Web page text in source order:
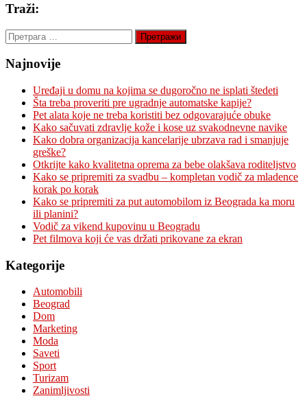
Traži:
Претрага
за:
Najnovije
Uređaji u domu na kojima se dugoročno ne isplati štedeti
Šta treba proveriti pre ugradnje automatske kapije?
Pet alata koje ne treba koristiti bez odgovarajuće obuke
Kako sačuvati zdravlje kože i kose uz svakodnevne navike
Kako dobra organizacija kancelarije ubrzava rad i smanjuje
greške?
Otkrijte kako kvalitetna oprema za bebe olakšava roditeljstvo
Kako se pripremiti za svadbu – kompletan vodič za mladence
korak po korak
Kako se pripremiti za put automobilom iz Beograda ka moru
ili planini?
Vodič za vikend kupovinu u Beogradu
Pet filmova koji će vas držati prikovane za ekran
Kategorije
Automobili
Beograd
Dom
Marketing
Moda
Saveti
Sport
Turizam
Zanimljivosti